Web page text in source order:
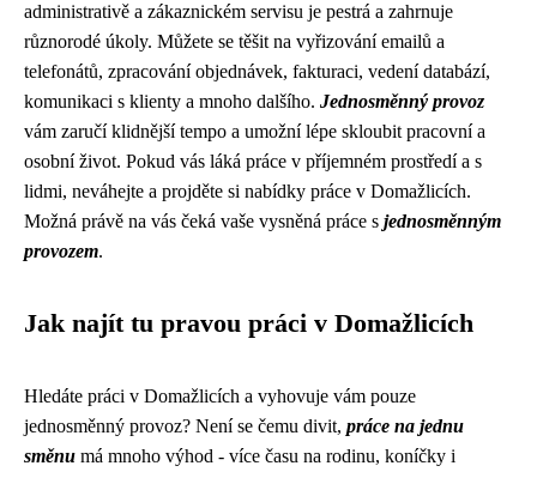
administrativě a zákaznickém servisu je pestrá a zahrnuje
různorodé úkoly. Můžete se těšit na vyřizování emailů a
telefonátů, zpracování objednávek, fakturaci, vedení databází,
komunikaci s klienty a mnoho dalšího. Jednosměnný provoz
vám zaručí klidnější tempo a umožní lépe skloubit pracovní a
osobní život. Pokud vás láká práce v příjemném prostředí a s
lidmi, neváhejte a projděte si nabídky práce v Domažlicích.
Možná právě na vás čeká vaše vysněná práce s jednosměnným
provozem.
Jak najít tu pravou práci v Domažlicích
Hledáte práci v Domažlicích a vyhovuje vám pouze
jednosměnný provoz? Není se čemu divit, práce na jednu
směnu má mnoho výhod - více času na rodinu, koníčky i